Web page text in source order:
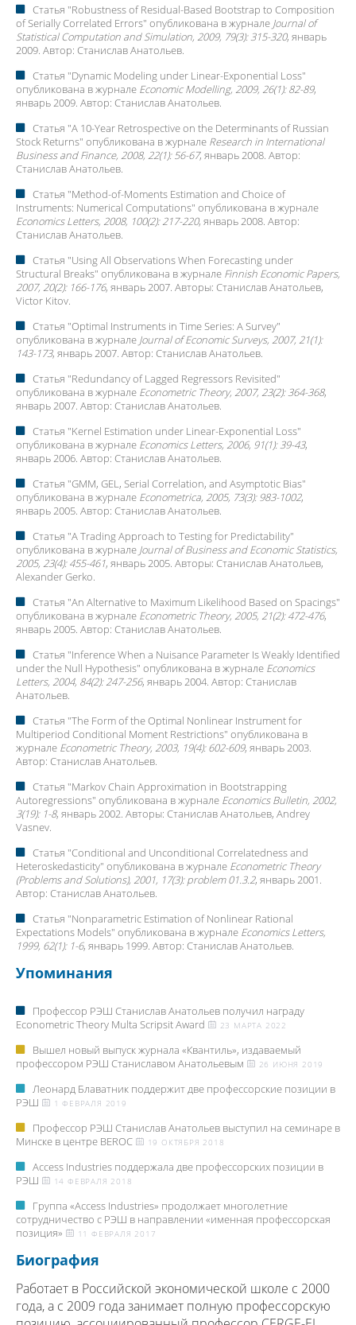
Статья "Robustness of Residual-Based Bootstrap to Composition
of Serially Correlated Errors" опубликована в журнале Journal of
Statistical Computation and Simulation, 2009, 79(3): 315-320, январь
2009. Автор: Станислав Анатольев.
Статья "Dynamic Modeling under Linear-Exponential Loss"
опубликована в журнале Economic Modelling, 2009, 26(1): 82-89,
январь 2009. Автор: Станислав Анатольев.
Статья "A 10-Year Retrospective on the Determinants of Russian
Stock Returns" опубликована в журнале Research in International
Business and Finance, 2008, 22(1): 56-67, январь 2008. Автор:
Станислав Анатольев.
Статья "Method-of-Moments Estimation and Choice of
Instruments: Numerical Computations" опубликована в журнале
Economics Letters, 2008, 100(2): 217-220, январь 2008. Автор:
Станислав Анатольев.
Статья "Using All Observations When Forecasting under
Structural Breaks" опубликована в журнале Finnish Economic Papers,
2007, 20(2): 166-176, январь 2007. Авторы: Станислав Анатольев,
Victor Kitov.
Статья "Optimal Instruments in Time Series: A Survey"
опубликована в журнале Journal of Economic Surveys, 2007, 21(1):
143-173, январь 2007. Автор: Станислав Анатольев.
Статья "Redundancy of Lagged Regressors Revisited"
опубликована в журнале Econometric Theory, 2007, 23(2): 364-368,
январь 2007. Автор: Станислав Анатольев.
Статья "Kernel Estimation under Linear-Exponential Loss"
опубликована в журнале Economics Letters, 2006, 91(1): 39-43,
январь 2006. Автор: Станислав Анатольев.
Статья "GMM, GEL, Serial Correlation, and Asymptotic Bias"
опубликована в журнале Econometrica, 2005, 73(3): 983-1002,
январь 2005. Автор: Станислав Анатольев.
Статья "A Trading Approach to Testing for Predictability"
опубликована в журнале Journal of Business and Economic Statistics,
2005, 23(4): 455-461, январь 2005. Авторы: Станислав Анатольев,
Alexander Gerko.
Статья "An Alternative to Maximum Likelihood Based on Spacings"
опубликована в журнале Econometric Theory, 2005, 21(2): 472-476,
январь 2005. Автор: Станислав Анатольев.
Статья "Inference When a Nuisance Parameter Is Weakly Identified
under the Null Hypothesis" опубликована в журнале Economics
Letters, 2004, 84(2): 247-256, январь 2004. Автор: Станислав
Анатольев.
Статья "The Form of the Optimal Nonlinear Instrument for
Multiperiod Conditional Moment Restrictions" опубликована в
журнале Econometric Theory, 2003, 19(4): 602-609, январь 2003.
Автор: Станислав Анатольев.
Статья "Markov Chain Approximation in Bootstrapping
Autoregressions" опубликована в журнале Economics Bulletin, 2002,
3(19): 1-8, январь 2002. Авторы: Станислав Анатольев, Andrey
Vasnev.
Статья "Conditional and Unconditional Correlatedness and
Heteroskedasticity" опубликована в журнале Econometric Theory
(Problems and Solutions), 2001, 17(3): problem 01.3.2, январь 2001.
Автор: Станислав Анатольев.
Статья "Nonparametric Estimation of Nonlinear Rational
Expectations Models" опубликована в журнале Economics Letters,
1999, 62(1): 1-6, январь 1999. Автор: Станислав Анатольев.
Упоминания
Профессор РЭШ Станислав Анатольев получил награду
Econometric Theory Multa Scripsit Award
23 МАРТА 2022
Вышел новый выпуск журнала «Квантиль», издаваемый
профессором РЭШ Станиславом Анатольевым
26 ИЮНЯ 2019
Леонард Блаватник поддержит две профессорские позиции в
РЭШ
1 ФЕВРАЛЯ 2019
Профессор РЭШ Станислав Анатольев выступил на семинаре в
Минске в центре BEROC
19 ОКТЯБРЯ 2018
Access Industries поддержала две профессорских позиции в
РЭШ
14 ФЕВРАЛЯ 2018
Группа «Access Industries» продолжает многолетние
сотрудничество с РЭШ в направлении «именная профессорская
позиция»
11 ФЕВРАЛЯ 2017
Биография
Работает в Российской экономической школе с 2000
года, а с 2009 года занимает полную профессорскую